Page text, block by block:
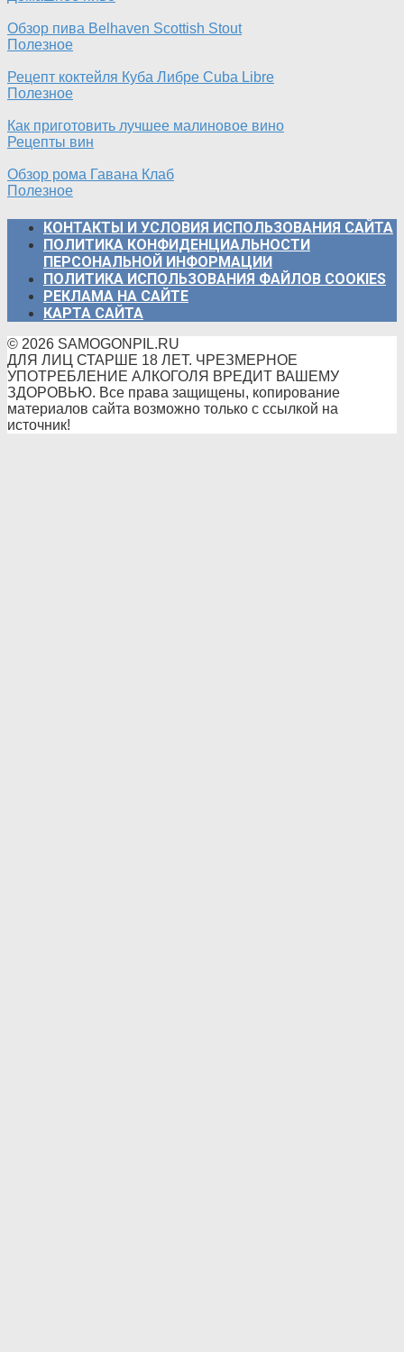
Обзор пива Belhaven Scottish Stout
Полезное
Рецепт коктейля Куба Либре Cuba Libre
Полезное
Как приготовить лучшее малиновое вино
Рецепты вин
Обзор рома Гавана Клаб
Полезное
КОНТАКТЫ И УСЛОВИЯ ИСПОЛЬЗОВАНИЯ САЙТА
ПОЛИТИКА КОНФИДЕНЦИАЛЬНОСТИ
ПЕРСОНАЛЬНОЙ ИНФОРМАЦИИ
ПОЛИТИКА ИСПОЛЬЗОВАНИЯ ФАЙЛОВ COOKIES
РЕКЛАМА НА САЙТЕ
КАРТА САЙТА
© 2026 SAMOGONPIL.RU
ДЛЯ ЛИЦ СТАРШЕ 18 ЛЕТ. ЧРЕЗМЕРНОЕ
УПОТРЕБЛЕНИЕ АЛКОГОЛЯ ВРЕДИТ ВАШЕМУ
ЗДОРОВЬЮ. Все права защищены, копирование
материалов сайта возможно только с ссылкой на
источник!